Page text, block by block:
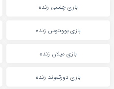
بازی چلسی زنده
بازی یوونتوس زنده
بازی میلان زنده
بازی دورتموند زنده